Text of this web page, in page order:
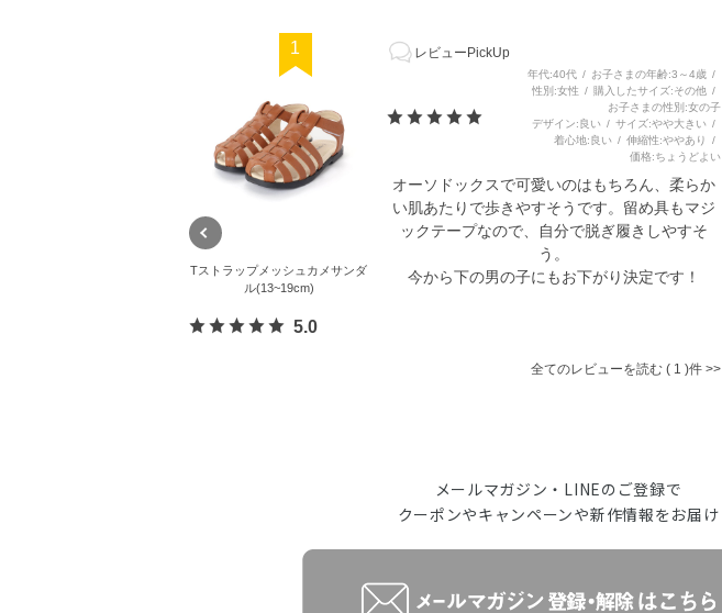
1
Tストラップメッシュカメサンダ
ル(13~19cm)
5.0
レビューPickUp
年代 40代 お子さまの年齢 3～4歳
性別 女性 購入したサイズ その他
お子さまの性別 女の子
デザイン 良い サイズ やや大きい
着心地 良い 伸縮性 ややあり
価格 ちょうどよい
オーソドックスで可愛いのはもちろん、柔らか
い肌あたりで歩きやすそうです。留め具もマジ
ックテープなので、自分で脱ぎ履きしやすそ
う。
今から下の男の子にもお下がり決定です！
全てのレビューを読む 1
メールマガジン・LINEのご登録で
クーポンやキャンペーンや新作情報をお届け